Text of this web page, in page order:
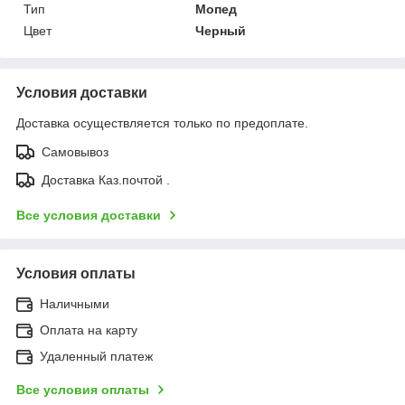
Тип
Мопед
Цвет
Черный
Условия доставки
Доставка осуществляется только по предоплате.
Самовывоз
Доставка Каз.почтой .
Все условия доставки
Условия оплаты
Наличными
Оплата на карту
Удаленный платеж
Все условия оплаты